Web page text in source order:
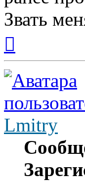
Звать
началу
Lmitry